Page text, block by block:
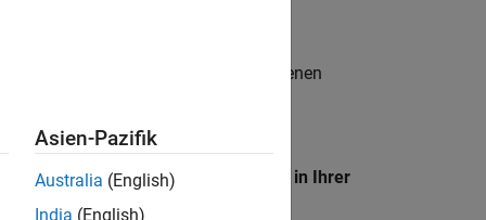
. Wenn Sie noch immer keine offenen
unseres
Standort, um alle Stellenangebote in Ihrer
Asien-Pazifik
Australia (English)
India (English)